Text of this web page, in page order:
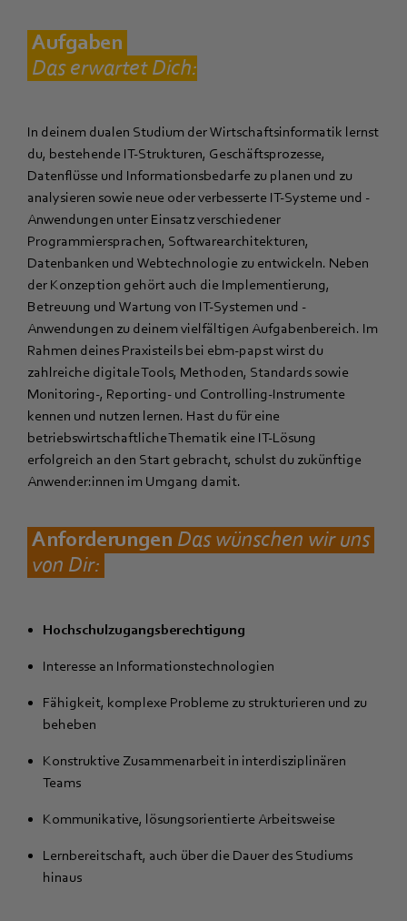
Aufgaben
Das erwartet Dich:
In deinem dualen Studium der Wirtschaftsinformatik lernst
du, bestehende IT-Strukturen, Geschäftsprozesse,
Datenflüsse und Informationsbedarfe zu planen und zu
analysieren sowie neue oder verbesserte IT-Systeme und -
Anwendungen unter Einsatz verschiedener
Programmiersprachen, Softwarearchitekturen,
Datenbanken und Webtechnologie zu entwickeln. Neben
der Konzeption gehört auch die Implementierung,
Betreuung und Wartung von IT-Systemen und -
Anwendungen zu deinem vielfältigen Aufgabenbereich. Im
Rahmen deines Praxisteils bei ebm‑papst wirst du
zahlreiche digitale Tools, Methoden, Standards sowie
Monitoring-, Reporting- und Controlling-Instrumente
kennen und nutzen lernen. Hast du für eine
betriebswirtschaftliche Thematik eine IT-Lösung
erfolgreich an den Start gebracht, schulst du zukünftige
Anwender:innen im Umgang damit.
Anforderungen Das wünschen wir uns
von Dir:
Hochschulzugangsberechtigung
Interesse an Informationstechnologien
Fähigkeit, komplexe Probleme zu strukturieren und zu
beheben
Konstruktive Zusammenarbeit in interdisziplinären
Teams
Kommunikative, lösungsorientierte Arbeitsweise
Lernbereitschaft, auch über die Dauer des Studiums
hinaus